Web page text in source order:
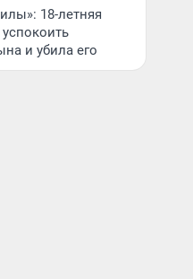
18-летняя
и убила его